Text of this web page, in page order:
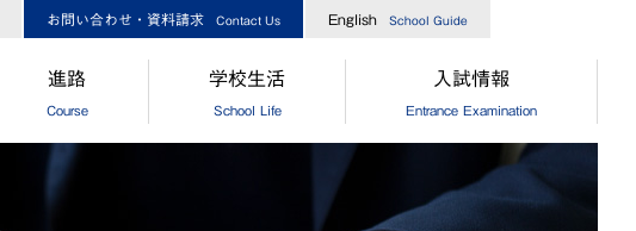
お問い合わせ・資料請求 Contact Us English School Guide
進路
Course
[中学]進路指導
学校生活
School Life
入試情報
Entrance Examination
［中学］オープンスクール
［高校］オープンスクール